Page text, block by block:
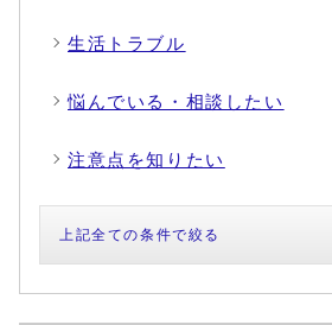
生活トラブル
悩んでいる・相談したい
注意点を知りたい
上記全ての条件で絞る